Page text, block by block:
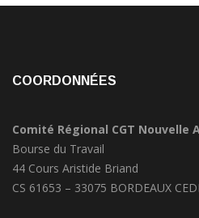
COORDONNÉES
Comité Régional CGT Nouvelle
Bourse du Travail
44 Cours Aristide Briand
CS 61653 – 33075 BORDEAUX